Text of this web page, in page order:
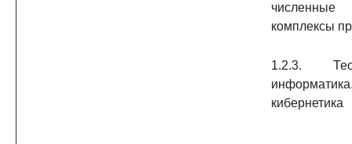
комплексы
1.2.3.
кибернетика